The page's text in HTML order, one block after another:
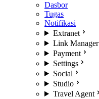
Dasbor
Tugas
Notifikasi
Extranet
Link Manager
Payment
Settings
Social
Studio
Travel Agent